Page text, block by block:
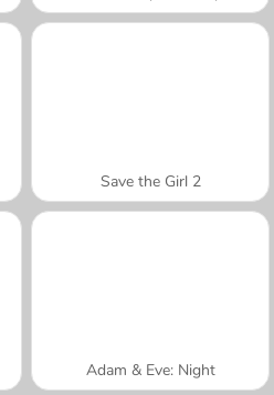
Save the Girl 2
Adam & Eve: Night